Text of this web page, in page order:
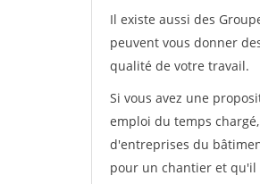
Il existe aussi des
peuvent vous donner
qualité de votre travail.
Si vous avez une
emploi du temps
d'entreprises du
pour un chantier et